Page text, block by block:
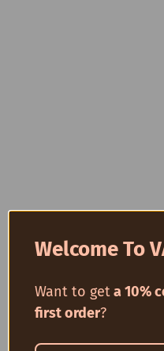
Welcome To
Want to geta 10%
first order?